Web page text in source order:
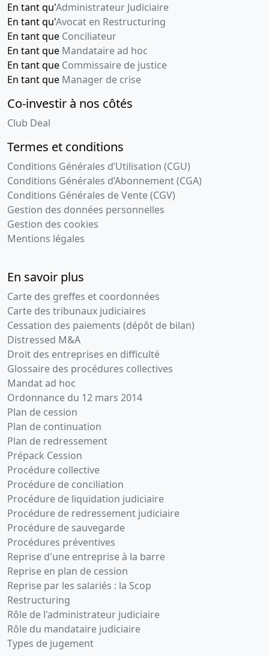
En tant qu'Administrateur Judiciaire
En tant qu'Avocat en Restructuring
En tant que Conciliateur
En tant que Mandataire ad hoc
En tant que Commissaire de justice
En tant que Manager de crise
Co-investir à nos côtés
Club Deal
Termes et conditions
Conditions Générales d’Utilisation (CGU)
Conditions Générales d’Abonnement (CGA)
Conditions Générales de Vente (CGV)
Gestion des données personnelles
Gestion des cookies
Mentions légales
En savoir plus
Carte des greffes et coordonnées
Carte des tribunaux judiciaires
Cessation des paiements (dépôt de bilan)
Distressed M&A
Droit des entreprises en difficulté
Glossaire des procédures collectives
Mandat ad hoc
Ordonnance du 12 mars 2014
Plan de cession
Plan de continuation
Plan de redressement
Prépack Cession
Procédure collective
Procédure de conciliation
Procédure de liquidation judiciaire
Procédure de redressement judiciaire
Procédure de sauvegarde
Procédures préventives
Reprise d'une entreprise à la barre
Reprise en plan de cession
Reprise par les salariés : la Scop
Restructuring
Rôle de l'administrateur judiciaire
Rôle du mandataire judiciaire
Types de jugement